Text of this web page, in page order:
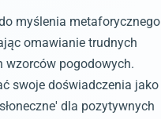
myślenia metaforycznego
omawianie trudnych
wzorców pogodowych.
swoje doświadczenia jako
dla pozytywnych